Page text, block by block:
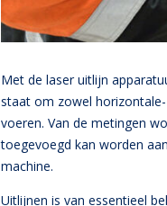
Met de laser uitlijn
staat om zowel
voeren. Van de metingen
toegevoegd kan worden
machine.
Uitlijnen is van essentieel